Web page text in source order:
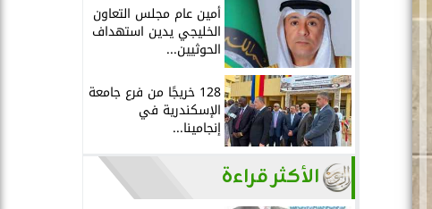
أمين عام مجلس التعاون
الخليجي يدين استهداف
الحوثيين...
128 خريجًا من فرع جامعة
الإسكندرية في
إنجامينا...
الأكثر قراءة